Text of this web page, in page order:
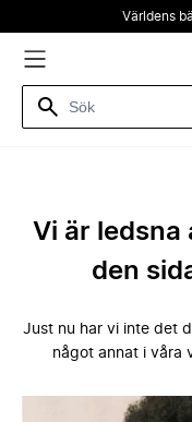
Världens
Vi är
den
Just nu har vi inte det
något annat i våra